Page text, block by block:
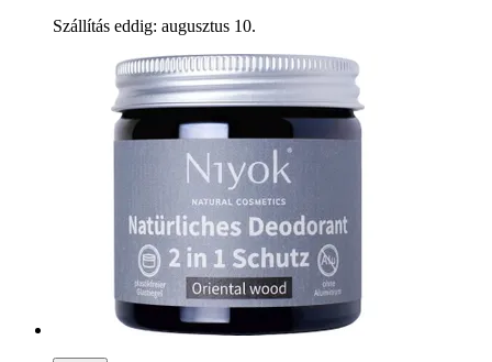
Szállítás eddig: augusztus 10.